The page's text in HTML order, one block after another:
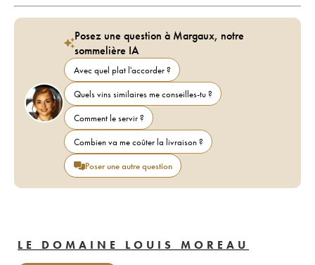
Posez une question à Margaux, notre
sommelière IA
Avec quel plat l'accorder ?
Quels vins similaires me conseilles-tu ?
Comment le servir ?
Combien va me coûter la livraison ?
Poser une autre question
LE DOMAINE LOUIS MOREAU